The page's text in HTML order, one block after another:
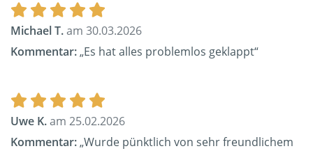
Michael T.am 30.03.2026
Kommentar:„Es hat alles problemlos geklappt“
Uwe K.am 25.02.2026
Kommentar:„Wurde pünktlich von sehr freundlichem